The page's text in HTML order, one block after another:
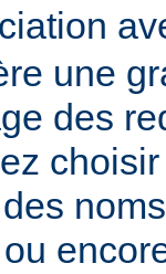
une
des
ou